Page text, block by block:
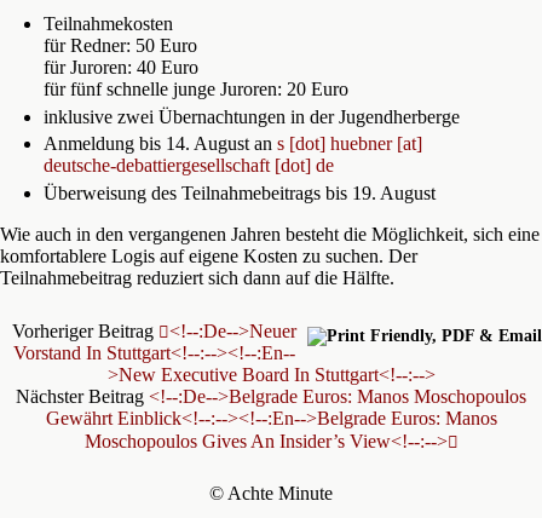
Teilnahmekosten
für Redner: 50 Euro
für Juroren: 40 Euro
für fünf schnelle junge Juroren: 20 Euro
inklusive zwei Übernachtungen in der Jugendherberge
Anmeldung bis 14. August an s [dot] huebner [at]
deutsche-debattiergesellschaft [dot] de
Überweisung des Teilnahmebeitrags bis 19. August
Wie auch in den vergangenen Jahren besteht die Möglichkeit, sich eine
komfortablere Logis auf eigene Kosten zu suchen. Der
Teilnahmebeitrag reduziert sich dann auf die Hälfte.
Vorheriger Beitrag
<!--:de-->Neuer
Vorstand In Stuttgart<!--:--><!--:en--
>New Executive Board In Stuttgart<!--:-->
Nächster Beitrag <!--:de-->Belgrade Euros: Manos Moschopoulos
Gewährt Einblick<!--:--><!--:en-->Belgrade Euros: Manos
Moschopoulos Gives An Insider’s View<!--:-->
© Achte Minute